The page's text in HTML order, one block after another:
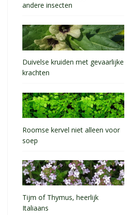
andere insecten
Duivelse kruiden met gevaarlijke
krachten
Roomse kervel niet alleen voor
soep
Tijm of Thymus, heerlijk
Italiaans